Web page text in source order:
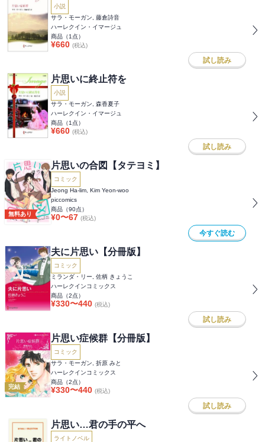
小説
サラ・モーガン, 藤倉詩音
ハーレクイン・イマージュ
商品（1 点）
¥660 (税込)
試し読み
片思いに終止符を
小説
サラ・モーガン, 森香夏子
ハーレクイン・イマージュ
商品（1 点）
¥660 (税込)
試し読み
無料あり
片思いの合図【タテヨミ】
コミック
Jeong Ha-lim, Kim Yeon-woo
piccomics
商品（90点）
¥0〜67 (税込)
今すぐ読む
夫に片思い【分冊版】
コミック
ミランダ・リー, 佐柄 きょうこ
ハーレクインコミックス
商品（2点）
¥330〜440 (税込)
試し読み
完結
片思い症候群【分冊版】
コミック
サラ・モーガン, 折原 みと
ハーレクインコミックス
商品（2点）
¥330〜440 (税込)
試し読み
片思い…君の手の平へ
ライトノベル